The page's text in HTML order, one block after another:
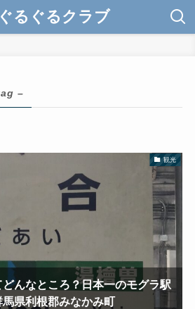
るぐるクラブ
–
観光
どんなところ？日本一のモグラ駅
県利根郡みなかみ町